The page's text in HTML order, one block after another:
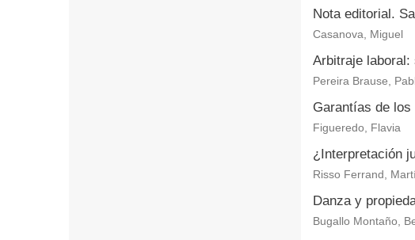
Nota editorial.
Casanova, Miguel
Arbitraje laboral:
Pereira Brause,
Garantías de
Figueredo, Flavia
¿Interpretación
Risso Ferrand,
Danza y
Bugallo Montaño,